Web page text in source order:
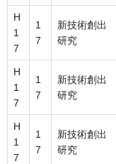
H
1
7
1
7
新技術創出
研究
H
1
7
1
7
新技術創出
研究
H
1
7
1
7
新技術創出
研究